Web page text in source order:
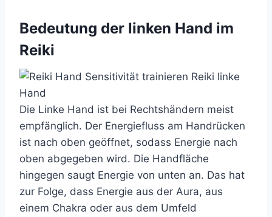
Bedeutung der linken Hand im
Reiki
Die Linke Hand ist bei Rechtshändern meist
empfänglich. Der Energiefluss am Handrücken
ist nach oben geöffnet, sodass Energie nach
oben abgegeben wird. Die Handfläche
hingegen saugt Energie von unten an. Das hat
zur Folge, dass Energie aus der Aura, aus
einem Chakra oder aus dem Umfeld